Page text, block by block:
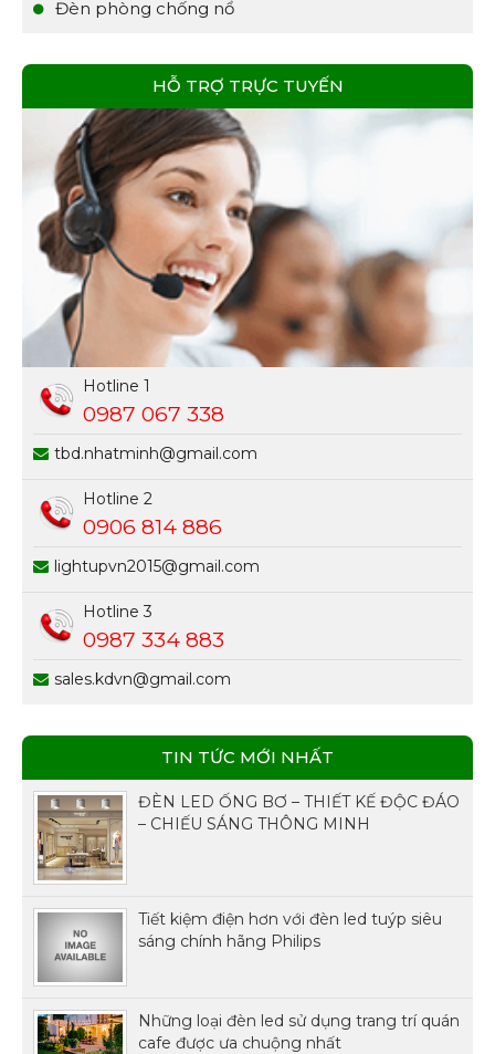
Đèn phòng chống nổ
HỖ TRỢ TRỰC TUYẾN
Hotline 1
0987 067 338
tbd.nhatminh@gmail.com
Hotline 2
0906 814 886
lightupvn2015@gmail.com
Hotline 3
0987 334 883
sales.kdvn@gmail.com
TIN TỨC MỚI NHẤT
ĐÈN LED ỐNG BƠ – THIẾT KẾ ĐỘC ĐÁO
– CHIẾU SÁNG THÔNG MINH
Tiết kiệm điện hơn với đèn led tuýp siêu
sáng chính hãng Philips
Những loại đèn led sử dụng trang trí quán
cafe được ưa chuộng nhất